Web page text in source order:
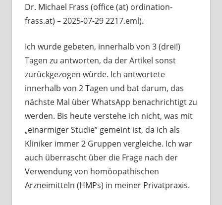
Dr. Michael Frass (office (at) ordination-
frass.at) – 2025-07-29 2217.eml).
Ich wurde gebeten, innerhalb von 3 (drei!)
Tagen zu antworten, da der Artikel sonst
zurückgezogen würde. Ich antwortete
innerhalb von 2 Tagen und bat darum, das
nächste Mal über WhatsApp benachrichtigt zu
werden. Bis heute verstehe ich nicht, was mit
„einarmiger Studie” gemeint ist, da ich als
Kliniker immer 2 Gruppen vergleiche. Ich war
auch überrascht über die Frage nach der
Verwendung von homöopathischen
Arzneimitteln (HMPs) in meiner Privatpraxis.